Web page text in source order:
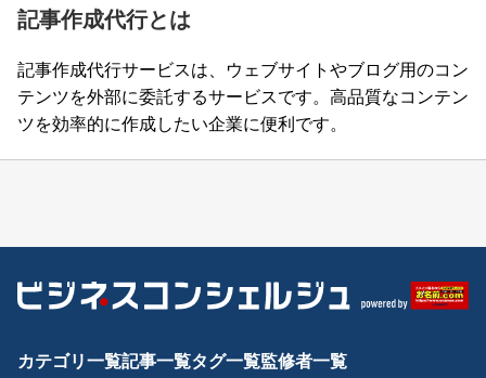
記事作成代行とは
記事作成代行サービスは、ウェブサイトやブログ用のコン
テンツを外部に委託するサービスです。高品質なコンテン
ツを効率的に作成したい企業に便利です。
カテゴリ一覧記事一覧タグ一覧監修者一覧